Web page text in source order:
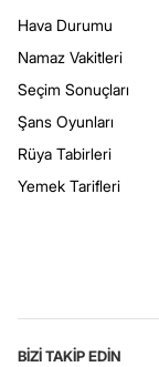
Hava Durumu
Namaz Vakitleri
Seçim Sonuçları
Şans Oyunları
Rüya Tabirleri
Yemek Tarifleri
BİZİ TAKİP EDİN